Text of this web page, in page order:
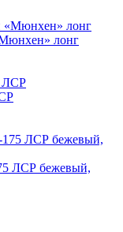
лонг
ЛСР бежевый,